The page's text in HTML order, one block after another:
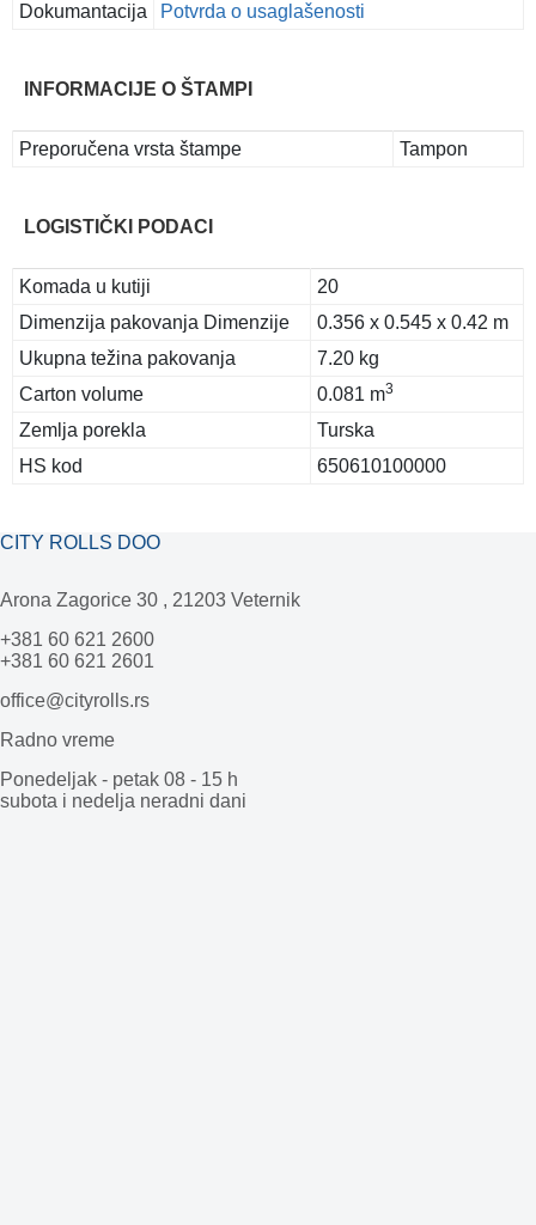
Dokumantacija
Potvrda o usaglašenosti
INFORMACIJE O ŠTAMPI
Preporučena vrsta štampe Tampon
LOGISTIČKI PODACI
Komada u kutiji
20
Dimenzija pakovanja Dimenzije
0.356 x 0.545 x 0.42 m
Ukupna težina pakovanja
7.20 kg
Carton volume
0.081 m3
Zemlja porekla
Turska
HS kod
650610100000
CITY ROLLS DOO
Arona Zagorice 30 , 21203 Veternik
+381 60 621 2600
+381 60 621 2601
office@cityrolls.rs
Radno vreme
Ponedeljak - petak 08 - 15 h
subota i nedelja neradni dani